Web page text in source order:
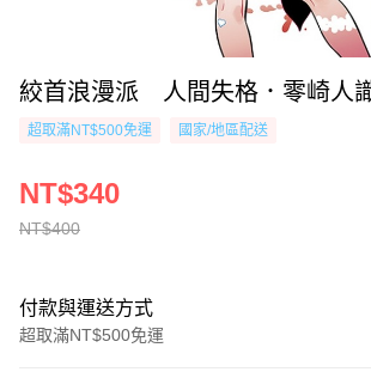
絞首浪漫派 人間失格．零崎人
超取滿NT$500免運 國家/地區配送
NT$400
NT$340
付款與運送方式
超取滿NT$500免運